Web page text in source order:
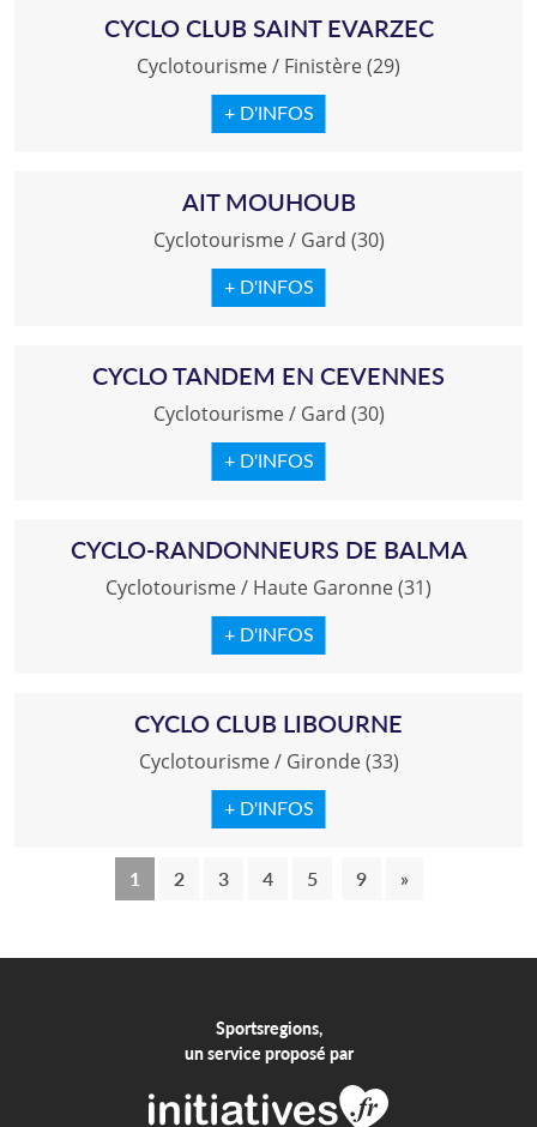
CYCLO CLUB SAINT EVARZEC
Cyclotourisme/ Finistère (29)
+ D'INFOS
AIT MOUHOUB
Cyclotourisme/ Gard (30)
+ D'INFOS
CYCLO TANDEM EN CEVENNES
Cyclotourisme/ Gard (30)
+ D'INFOS
CYCLO-RANDONNEURS DE BALMA
Cyclotourisme/ Haute Garonne (31)
+ D'INFOS
CYCLO CLUB LIBOURNE
Cyclotourisme/ Gironde (33)
+ D'INFOS
1 2 3 4 5 9 »
Sportsregions,
un service proposé par